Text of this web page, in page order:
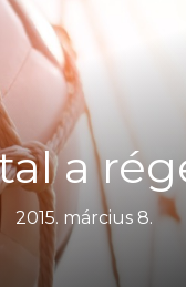
a
2015. március 8.